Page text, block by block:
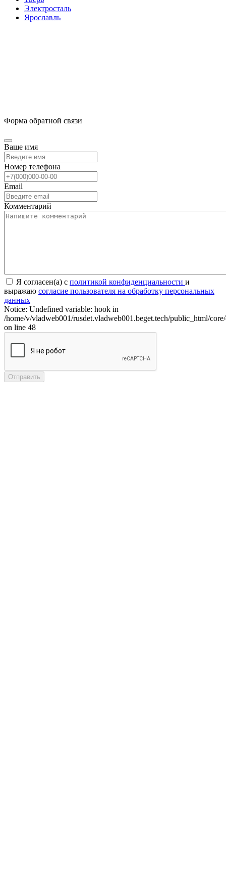
Электросталь
Ярославль
Форма обратной связи
Ваше имя
Номер телефона
Email
Комментарий
Я согласен(а) с политикой конфиденциальности и
выражаю согласие пользователя на обработку персональных
данных
Notice: Undefined variable: hook in
/home/v/vladweb001/rusdet.vladweb001.beget.tech/public_html/
on line 48
Отправить